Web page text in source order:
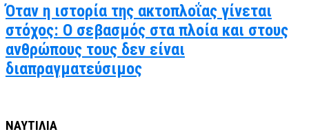
Όταν η ιστορία της ακτοπλοΐας γίνεται
στόχος: Ο σεβασμός στα πλοία και στους
ανθρώπους τους δεν είναι
διαπραγματεύσιμος
ΝΑΥΤΙΛΙΑ